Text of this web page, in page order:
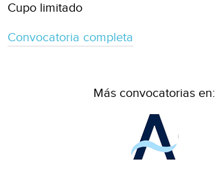
Cupo limitado
Convocatoria completa
Más convocatorias en: